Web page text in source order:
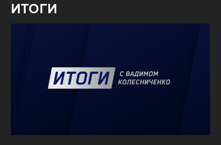
ИТОГИ